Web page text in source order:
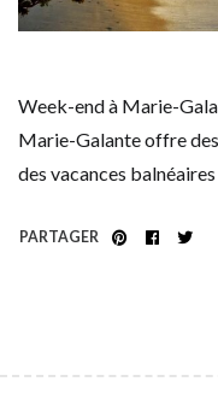
Week-end à Marie-
Marie-Galante offre
des vacances
PARTAGER